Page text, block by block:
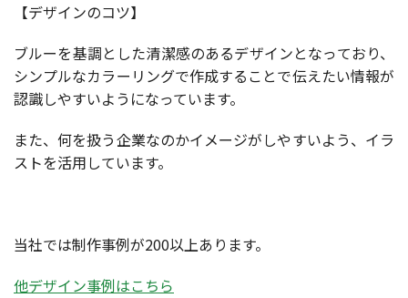
【デザインのコツ】
ブルーを基調とした清潔感のあるデザインとなっており、
シンプルなカラーリングで作成することで伝えたい情報が
認識しやすいようになっています。
また、何を扱う企業なのかイメージがしやすいよう、イラ
ストを活用しています。
当社では制作事例が200以上あります。
他デザイン事例はこちら